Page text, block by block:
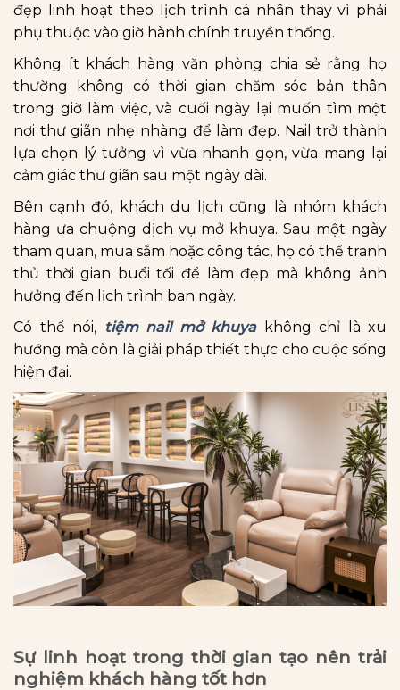
đẹp linh hoạt theo lịch trình cá nhân thay vì phải
phụ thuộc vào giờ hành chính truyền thống.
Không ít khách hàng văn phòng chia sẻ rằng họ
thường không có thời gian chăm sóc bản thân
trong giờ làm việc, và cuối ngày lại muốn tìm một
nơi thư giãn nhẹ nhàng để làm đẹp. Nail trở thành
lựa chọn lý tưởng vì vừa nhanh gọn, vừa mang lại
cảm giác thư giãn sau một ngày dài.
Bên cạnh đó, khách du lịch cũng là nhóm khách
hàng ưa chuộng dịch vụ mở khuya. Sau một ngày
tham quan, mua sắm hoặc công tác, họ có thể tranh
thủ thời gian buổi tối để làm đẹp mà không ảnh
hưởng đến lịch trình ban ngày.
Có thể nói, tiệm nail mở khuyakhông chỉ là xu
hướng mà còn là giải pháp thiết thực cho cuộc sống
hiện đại.
Sự linh hoạt trong thời gian tạo nên trải
nghiệm khách hàng tốt hơn